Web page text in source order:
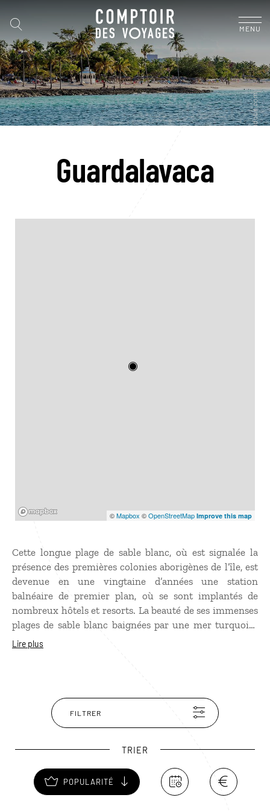
MENU
Guardalavaca
©Mapbox ©OpenStreetMap Improve this map
Cette longue plage de sable blanc, où est signalée la
présence des premières colonies aborigènes de l’île, est
devenue en une vingtaine d’années une station
balnéaire de premier plan, où se sont implantés de
nombreux hôtels et resorts. La beauté de ses immenses
plages de sable blanc baignées par une mer turquoise
en font un lieu idéal pour le farniente. Guardalavaca ne
Lire plus
FILTRER
TRIER
POPULARITÉ